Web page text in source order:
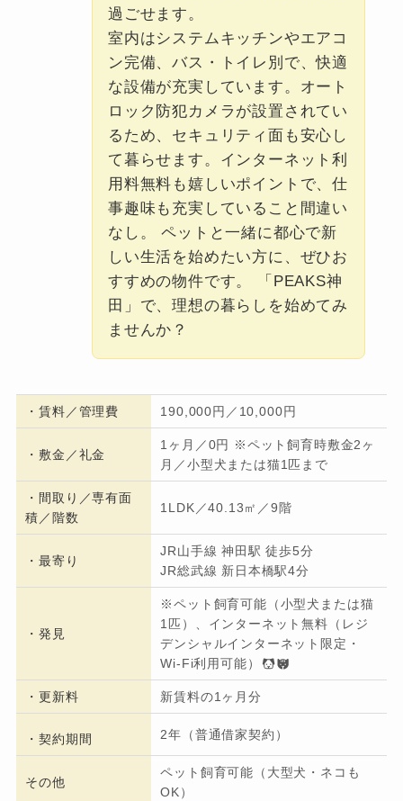
過ごせます。
室内はシステムキッチンやエアコ
ン完備、バス・トイレ別で、快適
な設備が充実しています。オート
ロック防犯カメラが設置されてい
るため、セキュリティ面も安心し
て暮らせます。インターネット利
用料無料も嬉しいポイントで、仕
事趣味も充実していること間違い
なし。 ペットと一緒に都心で新
しい生活を始めたい方に、ぜひお
すすめの物件です。 「PEAKS神
田」で、理想の暮らしを始めてみ
ませんか？
・賃料／管理費 190,000円／10,000円
・ 敷金／礼金
1ヶ月／0円 ※ペット飼育時敷金2ヶ
月／小型犬または猫1匹まで
・間取り／専有面
積／階数
1LDK／40.13㎡／9階
・最寄り
JR山手線 神田駅 徒歩5分
JR総武線 新日本橋駅4分
・発見
※ペット飼育可能（小型犬または猫
1匹）、インターネット無料（レジ
デンシャルインターネット限定・
Wi-Fi利用可能）
・更新料 新賃料の1ヶ月分
・契約期間 2年（普通借家契約）
その他
ペット飼育可能（大型犬・ネコも
OK）